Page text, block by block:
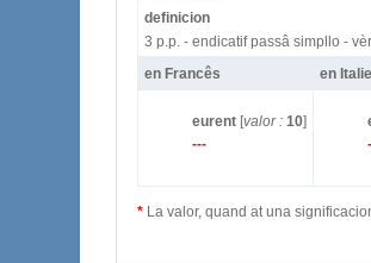
definicion
3 p.p. - endicatif passâ simpllo -
en Francês en
eurent [valor : 10]
---
* La valor, quand at una